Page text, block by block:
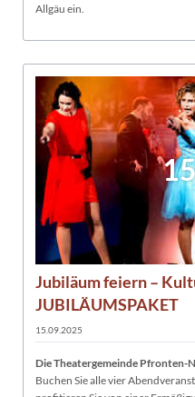
Allgäu ein.
Jubiläum feiern –
JUBILÄUMSPAKET
15.09.2025
Die Theatergemeinde Pfronten-
Buchen Sie alle vier